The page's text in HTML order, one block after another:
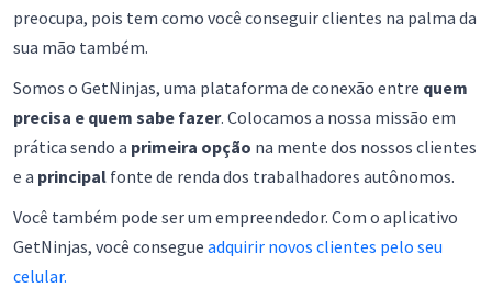
preocupa, pois tem como você conseguir clientes na palma da
sua mão também.
Somos o GetNinjas, uma plataforma de conexão entre quem
precisa e quem sabe fazer. Colocamos a nossa missão em
prática sendo a primeira opção na mente dos nossos clientes
e a principal fonte de renda dos trabalhadores autônomos.
Você também pode ser um empreendedor. Com o aplicativo
GetNinjas, você consegue adquirir novos clientes pelo seu
celular.